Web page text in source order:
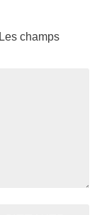
Les champs